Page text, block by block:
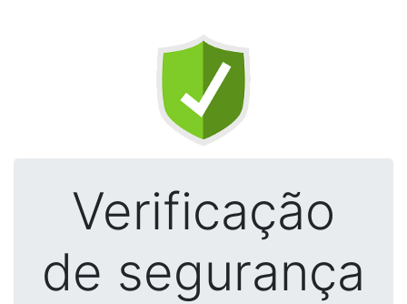
Verificação
de segurança